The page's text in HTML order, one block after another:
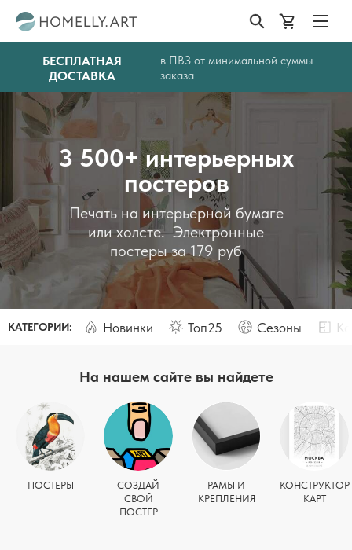
БЕСПЛАТНАЯ
ДОСТАВКА
в ПВЗ от минимальной суммы
заказа
3 500+ интерьерных
постеров
Печать на интерьерной бумаге
или холсте. Электронные
постеры за 179 руб
КАТЕГОРИИ: Новинки Топ25 Сезоны
На нашем сайте вы найдете
ПОСТЕРЫ
СОЗДАЙ
СВОЙ
ПОСТЕР
РАМЫ И
КРЕПЛЕНИЯ
КОНСТРУКТОР
КАРТ